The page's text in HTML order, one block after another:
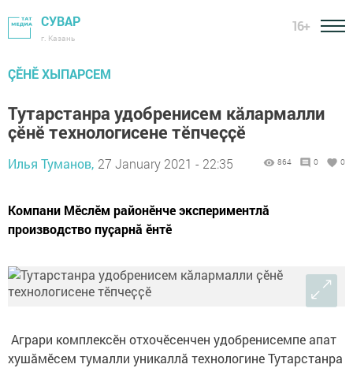
СУВАР
г. Казань
16+
ÇӖНӖ ХЫПАРСЕМ
Тутарстанра удобренисем кӑлармалли
ҫӗнӗ технологисене тӗпчеҫҫӗ
Илья Туманов, 27 January 2021 - 22:35 864 0 0
Компани Мӗслӗм районӗнче экспериментлӑ
производство пуҫарнӑ ӗнтӗ
Аграри комплексӗн отхочӗсенчен удобренисемпе апат
хушӑмӗсем тумалли уникаллӑ технологине Тутарстанра